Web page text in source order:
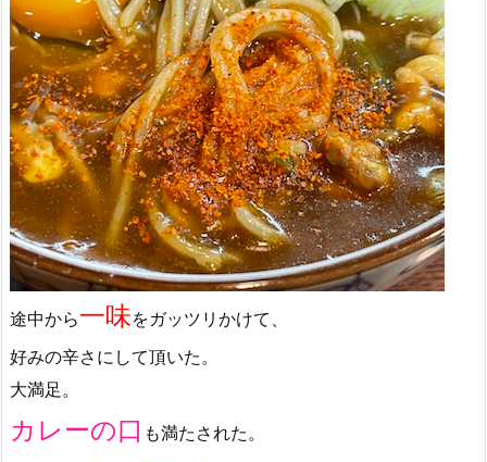
途中から一味をガッツリかけて、
好みの辛さにして頂いた。
大満足。
カレーの口 も満たされた。